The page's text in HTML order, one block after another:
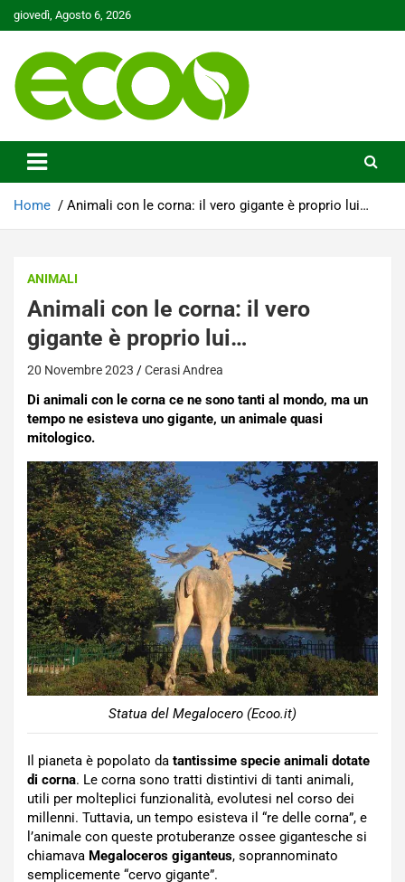
Skip
to
giovedì, Agosto 6, 2026
Ecoo.it
Home Animali con le corna: il vero gigante è proprio lui…
ANIMALI
Animali con le corna: il vero
gigante è proprio lui…
20 Novembre 2023 Cerasi Andrea
Di animali con le corna ce ne sono tanti al mondo, ma un
tempo ne esisteva uno gigante, un animale quasi
mitologico.
Statua del Megalocero (Ecoo.it)
Il pianeta è popolato da tantissime specie animali dotate
di corna. Le corna sono tratti distintivi di tanti animali,
utili per molteplici funzionalità, evolutesi nel corso dei
millenni. Tuttavia, un tempo esisteva il “re delle corna”, e
l’animale con queste protuberanze ossee gigantesche si
chiamava Megaloceros giganteus, soprannominato
semplicemente “cervo gigante”.